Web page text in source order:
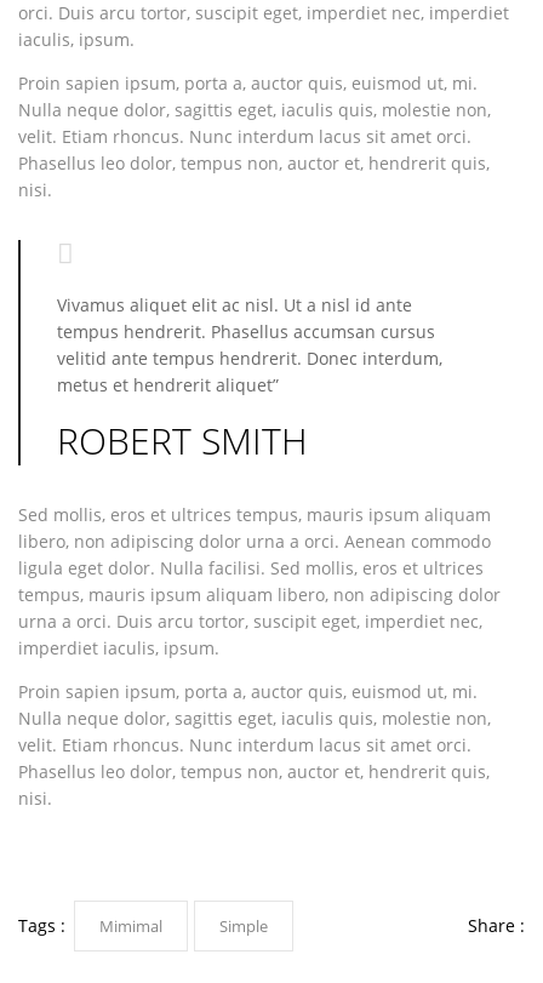
orci. Duis arcu tortor, suscipit eget, imperdiet nec, imperdiet
iaculis, ipsum.
Proin sapien ipsum, porta a, auctor quis, euismod ut, mi.
Nulla neque dolor, sagittis eget, iaculis quis, molestie non,
velit. Etiam rhoncus. Nunc interdum lacus sit amet orci.
Phasellus leo dolor, tempus non, auctor et, hendrerit quis,
nisi.
Vivamus aliquet elit ac nisl. Ut a nisl id ante
tempus hendrerit. Phasellus accumsan cursus
velitid ante tempus hendrerit. Donec interdum,
metus et hendrerit aliquet”
ROBERT SMITH
Sed mollis, eros et ultrices tempus, mauris ipsum aliquam
libero, non adipiscing dolor urna a orci. Aenean commodo
ligula eget dolor. Nulla facilisi. Sed mollis, eros et ultrices
tempus, mauris ipsum aliquam libero, non adipiscing dolor
urna a orci. Duis arcu tortor, suscipit eget, imperdiet nec,
imperdiet iaculis, ipsum.
Proin sapien ipsum, porta a, auctor quis, euismod ut, mi.
Nulla neque dolor, sagittis eget, iaculis quis, molestie non,
velit. Etiam rhoncus. Nunc interdum lacus sit amet orci.
Phasellus leo dolor, tempus non, auctor et, hendrerit quis,
nisi.
Tags : Mimimal Simple Share :